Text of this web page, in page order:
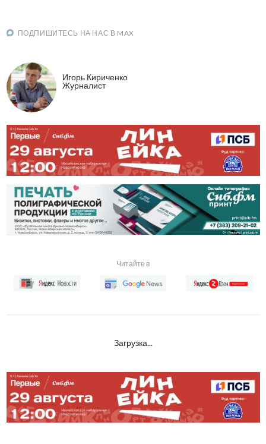
ПОДПИШИТЕСЬ НА НАС В MAX
Игорь Кириченко
Журналист
Читайте в
Загрузка...